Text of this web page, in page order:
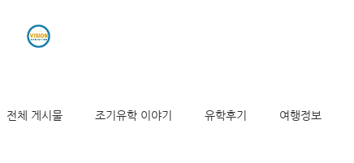
전체 게시물 조기유학 이야기 유학후기 여행정보